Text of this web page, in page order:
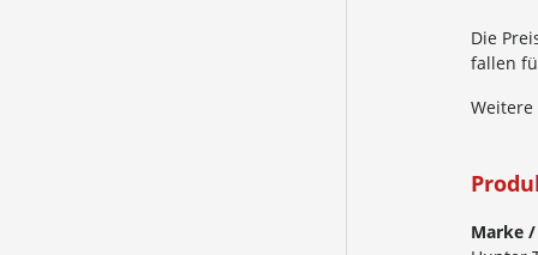
Die
fallen
Marke